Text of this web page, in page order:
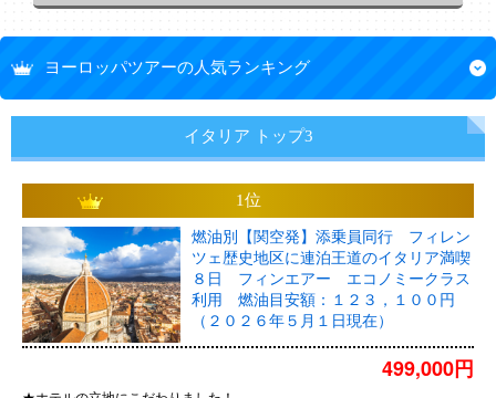
ヨーロッパツアーの人気ランキング
イタリア トップ3
1位
燃油別【関空発】添乗員同行 フィレン
ツェ歴史地区に連泊王道のイタリア満喫
８日 フィンエアー エコノミークラス
利用 燃油目安額：１２３，１００円
（２０２６年５月１日現在）
499,000円